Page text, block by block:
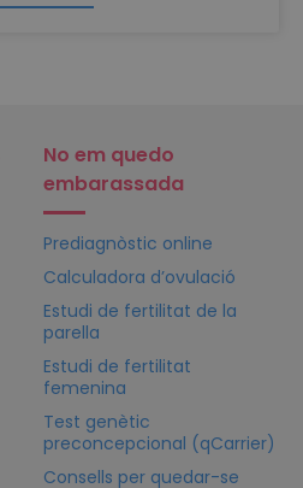
No em quedo
embarassada
Prediagnòstic online
Calculadora d’ovulació
Estudi de fertilitat de la
parella
Estudi de fertilitat
femenina
Test genètic
preconcepcional (qCarrier)
Consells per quedar-se